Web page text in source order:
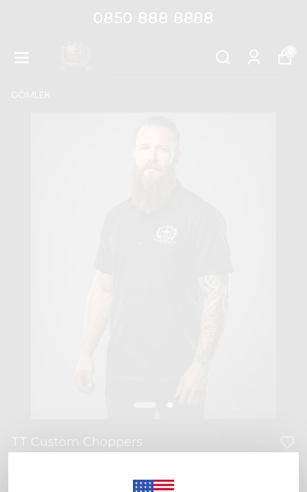
0850 888 8888
GÖMLEK
TT Custom Choppers